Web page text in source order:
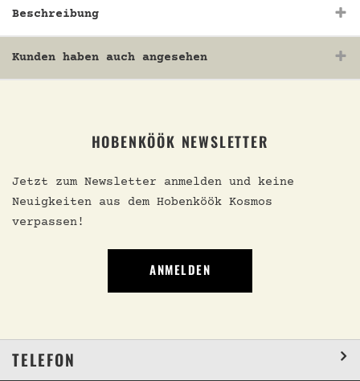
Beschreibung
Kunden haben auch angesehen
HOBENKÖÖK NEWSLETTER
Jetzt zum Newsletter anmelden und keine
Neuigkeiten aus dem Hobenköök Kosmos
verpassen!
ANMELDEN
TELEFON